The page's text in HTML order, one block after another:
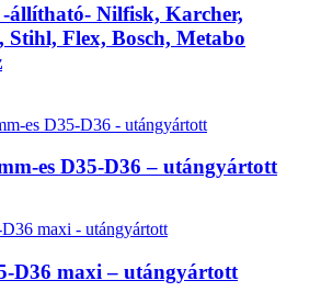
állítható- Nilfisk, Karcher,
Flex, Bosch, Metabo
es D35-D36 – utángyártott
D36 maxi – utángyártott